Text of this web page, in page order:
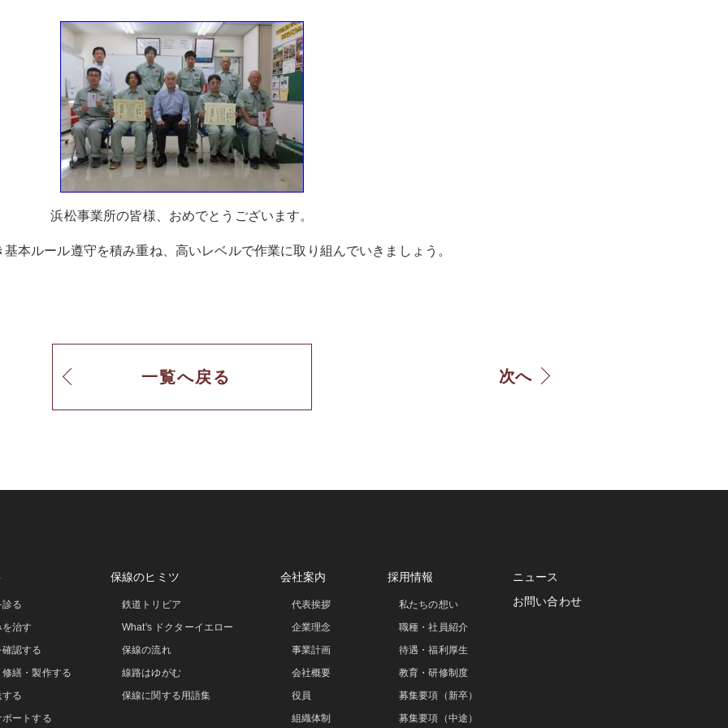
浜松事業所の皆様、おめでとうございます。
基本ルール遵守を積み重ね、高いレベルで作業に取り組んでいきましょう。
次へ
一覧へ戻る
る
治す
認する
繕・製作する
る
ートする
保線のヒミツ
鉄道トリビア
What's ドクターイエロー
保線の流れ
線路はゆがむ
保線に関する用語集
会社案内
代表挨拶
企業理念
事業計画
会社概要
役員
組織体制
採用情報
私たちの想い
職種・社員紹介
待遇・福利厚生
教育・研修制度
募集要項（新卒）
募集要項（中途）
ニュース
お問い合わせ